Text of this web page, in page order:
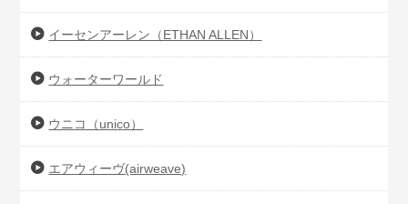
イーセンアーレン（ETHAN ALLEN）
ウォーターワールド
ウニコ（unico）
エアウィーヴ(airweave)